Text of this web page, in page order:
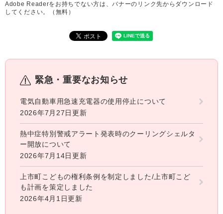
Adobe Readerをお持ちでない方は、バナーのリンク先からダウンロード
してください。（無料）
緊急・重要なお知らせ
電気自動車用急速充電器の使用停止について
2026年7月27日更新
熱中症特別警戒アラート発表時のクーリングシェルタ
ー開放について
2026年7月14日更新
上市町こどもの権利条例を制定しました/上市町こど
も計画を策定しました
2026年4月1日更新